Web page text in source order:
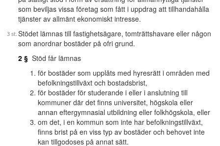
som beviljas vissa företag som fått i uppdrag att tillhandahålla
tjänster av allmänt ekonomiskt intresse.
Stödet lämnas till fastighetsägare, tomträttshavare eller någon
som anordnar bostäder på ofri grund.
2 § Stöd får lämnas
för bostäder som upplåts med hyresrätt i områden med
befolkningstillväxt och bostadsbrist,
för bostäder för studerande i eller i anslutning till
kommuner där det finns universitet, högskola eller
annan eftergymnasial utbildning eller folkhögskola, eller
om det, i en kommun som inte har befolkningstillväxt,
finns brist på en viss typ av bostäder och behovet inte
kan tillgodoses på annat sätt.